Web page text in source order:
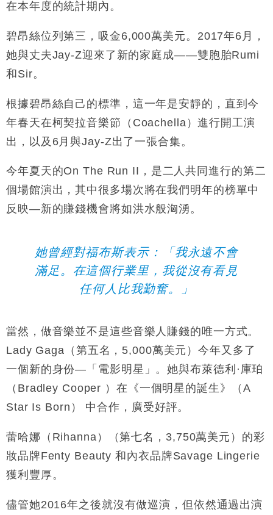
在本年度的統計期內。
碧昂絲位列第三，吸金6,000萬美元。 2017年6 月，
她與丈夫Jay-Z迎來了新的家庭成——雙胞胎Rumi
和Sir。
根據碧昂絲自己的標準，這一年是安靜的，直到今
年春天在柯契拉音樂節（ Coachella ）進行開工演
出，以及 6 月與Jay-Z出了一張合集。
今年夏天的On The Run II ，是二人共同進行的第二
個場館演出，其中很多場次將在我們明年的榜單中
反映—新的賺錢機會將如洪水般洶湧。
她曾經對福布斯表示：「我永遠不會
滿足。在這個行業里，我從沒有看見
任何人比我勤奮。
」
當然，做音樂並不是這些音樂人賺錢的唯一方式。
Lady Gaga （第五名， 5,000萬美元）今年又多了
一個新的身份— 「電影明星」。她與布萊德利 · 庫珀
（ Bradley Cooper ）在《一個明星的誕生》（ A
Star Is Born ） 中合作，廣受好評。
蕾哈娜（ Rihanna ）（第七名， 3,750萬美元）的彩
妝品牌Fenty Beauty和內衣品牌Savage Lingerie
獲利豐厚。
儘管她2016年之後就沒有做巡演，但依然通過出演